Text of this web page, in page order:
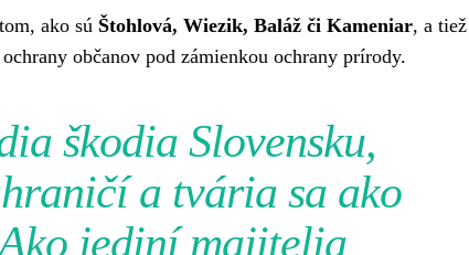
ako sú Štohlová, Wiezik, Baláž či Kameniar, a tiež
občanov pod zámienkou ochrany prírody.
škodia Slovensku,
a tvária sa ako
jediní majitelia